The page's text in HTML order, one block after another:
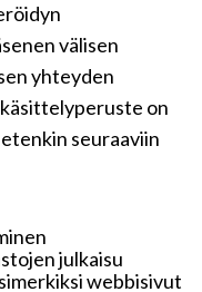
välisen
yhteyden
on
seuraaviin
julkaisu
webbisivut